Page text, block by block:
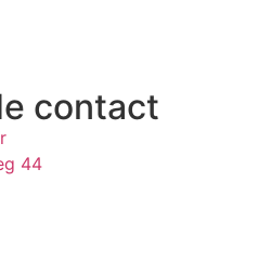
contact
44